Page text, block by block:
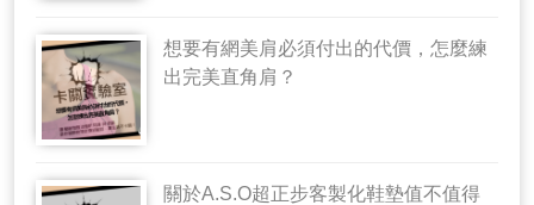
想要有網美肩必須付出的代價，怎麼練
出完美直角肩？
關於A.S.O超正步客製化鞋墊值不值得